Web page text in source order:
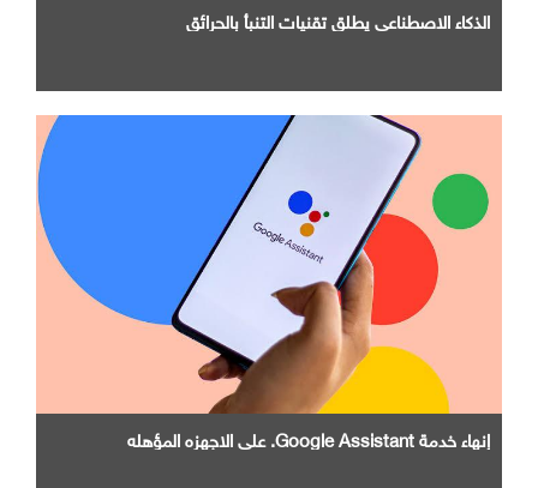
الذكاء الاصطناعي يطلق تقنيات التنبأ بالحرائق
إنهاء خدمة Google Assistant. علي الاجهزه المؤهله